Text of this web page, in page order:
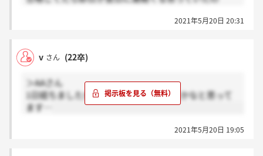
2021年5月20日 20:31
v さん (22卒)
＞AAさん
1日経ちましたが来てないです…落ちたかなと思って
ます…
2021年5月20日 19:05